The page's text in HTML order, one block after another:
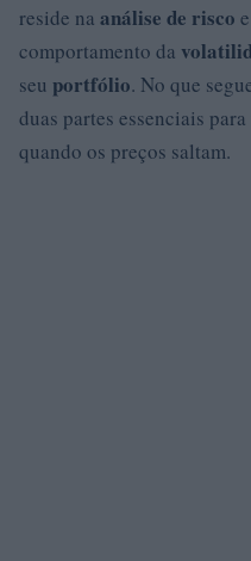
reside na análise de risco
comportamento da
seu portfólio. No que
duas partes essenciais
quando os preços saltam.